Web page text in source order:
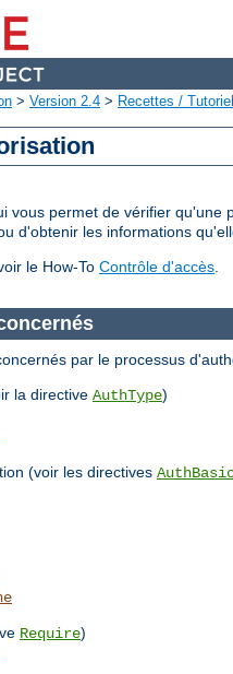
> Version 2.4 > Recettes /
vous permet de vérifier
d'obtenir les informations
le How-To Contrôle d'accès.
par le processus
la directive AuthType)
(voir les directives
Require)